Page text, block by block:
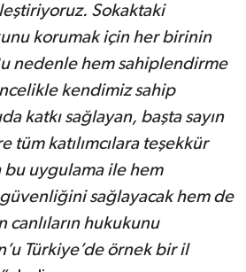
Sokaktaki
korumak için her birinin
nedenle hem sahiplendirme
kendimiz sahip
katkı sağlayan, başta sayın
tüm katılımcılara teşekkür
uygulama ile hem
güvenliğini sağlayacak hem de
hukukunu
Türkiye’de örnek bir il